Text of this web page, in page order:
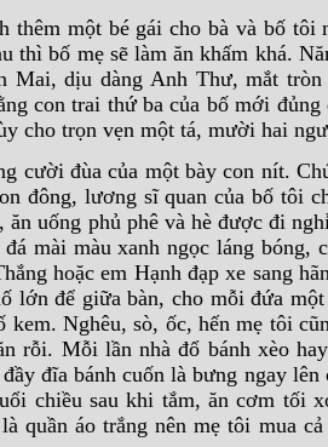
thêm một bé gái cho bà và bố
thì bố mẹ sẽ làm ăn khấm khá.
Mai, dịu dàng Anh Thư, mắt
con trai thứ ba của bố mới
cho trọn vẹn một tá, mười hai
cười đùa của một bày con nít.
đông, lương sĩ quan của bố tôi
ăn uống phủ phê và hè được đi
mài màu xanh ngọc láng bóng,
hoặc em Hạnh đạp xe sang
lớn để giữa bàn, cho mỗi đứa
kem. Nghêu, sò, ốc, hến mẹ tôi
rỗi. Mỗi lần nhà đổ bánh xèo
đĩa bánh cuốn là bưng ngay
chiều sau khi tắm, ăn cơm tối
quần áo trắng nên mẹ tôi mua